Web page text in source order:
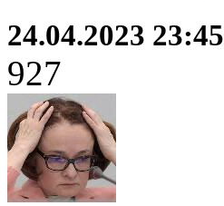
24.04.2023 23:45
927